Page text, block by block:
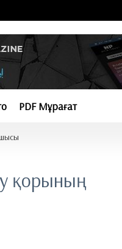
PDF Мұрағат
қорының